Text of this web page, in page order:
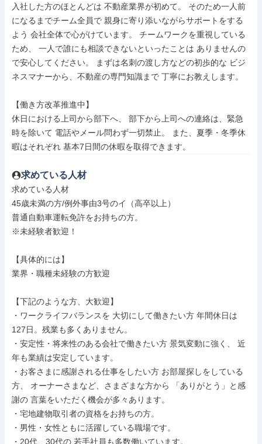
入社した方のほとんどは 不動産業界が初めて。 そのため一人前
になるまでチーム全員で 親身に寄り添いながらサポートをする
よう 会社全体で心がけています。 チームワークを重視している
ため、 一人で誰にも相談できないといったことは ありませんの
で安心してください。 まずは名刺の渡し方などの初歩的な ビジ
ネスマナーから、不動産の専門知識まで 丁寧にお教えします。
【働き方改革推進中】
休日における上司から部下へ、 部下から上司への連絡は、緊急
時を除いて 電話やメール問わず一切禁止。 また、夏季・冬季休
暇はそれぞれ 基本7日間の休暇を取得できます。
求めている人材
求めている人材
45歳未満の方/例外事由3号のイ（高卒以上）
普通自動車運転免許をお持ちの方。
※未経験者歓迎！
【具体的には】
業界・職種未経験の方歓迎
【下記のような方、大歓迎】
・ワークライフバランスを 大切にして働きたい方 年間休日は
127日。残業も多くありません。
・安定性・将来性のある会社で働きたい方 景気変動に強く、 近
年も業績は安定しています。
・お客さまに感謝される仕事をしたい方 お部屋探しをしている
方、 オーナーさまなど、さまざまな方から 「ありがとう」と感
謝の 言葉をいただく機会が多々あります。
・宅地建物取引者の資格をお持ちの方。
・男性・女性ともに活躍している職場です。
・20代、30代の 若手社員も多数働いています。